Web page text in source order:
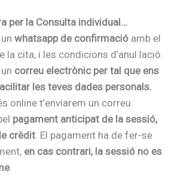
per la Consulta individual…
whatsapp de confirmació amb el
la cita, i les condicions d’anul.lació.
correu electrònic per tal que ens
les teves dades personals.
online t’enviarem un correu
pagament anticipat de la sessió,
crèdit. El pagament ha de fer-se
en cas contrari, la sessió no es
.